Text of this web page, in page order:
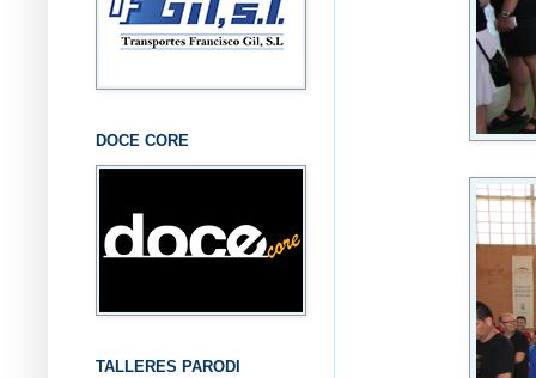
DOCE CORE
TALLERES PARODI